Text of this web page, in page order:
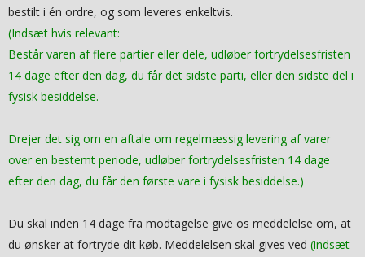
bestilt i én ordre, og som leveres enkeltvis.
(Indsæt hvis relevant:
Består varen af flere partier eller dele, udløber fortrydelsesfristen
14 dage efter den dag, du får det sidste parti, eller den sidste del i
fysisk besiddelse.
Drejer det sig om en aftale om regelmæssig levering af varer
over en bestemt periode, udløber fortrydelsesfristen 14 dage
efter den dag, du får den første vare i fysisk besiddelse.)
Du skal inden 14 dage fra modtagelse give os meddelelse om, at
du ønsker at fortryde dit køb. Meddelelsen skal gives ved (indsæt